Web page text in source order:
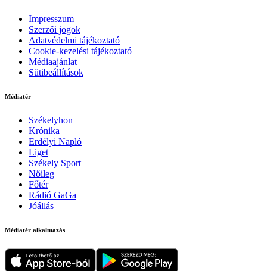
Impresszum
Szerzői jogok
Adatvédelmi tájékoztató
Cookie-kezelési tájékoztató
Médiaajánlat
Sütibeállítások
Médiatér
Székelyhon
Krónika
Erdélyi Napló
Liget
Székely Sport
Nőileg
Főtér
Rádió GaGa
Jóállás
Médiatér alkalmazás